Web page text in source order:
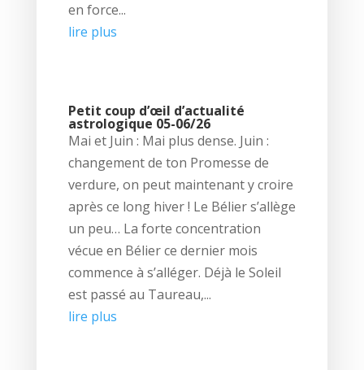
en force...
lire plus
Petit coup d’œil d’actualité
astrologique 05-06/26
Mai et Juin : Mai plus dense. Juin :
changement de ton Promesse de
verdure, on peut maintenant y croire
après ce long hiver ! Le Bélier s’allège
un peu… La forte concentration
vécue en Bélier ce dernier mois
commence à s’alléger. Déjà le Soleil
est passé au Taureau,...
lire plus